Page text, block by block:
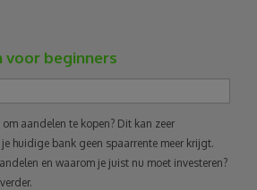
voor beginners
aandelen te kopen? Dit kan zeer
huidige bank geen spaarrente meer krijgt.
en waarom je juist nu moet investeren?